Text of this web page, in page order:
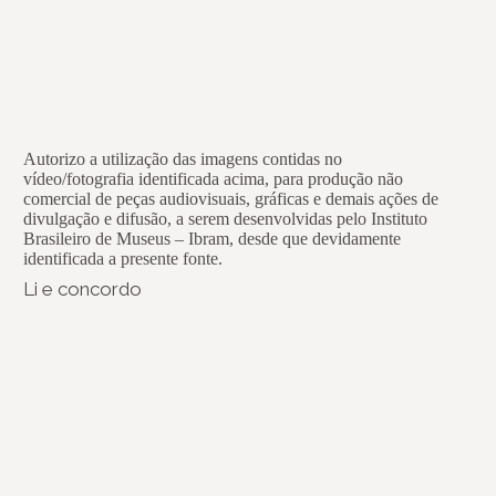
Autorizo a utilização das imagens contidas no
vídeo/fotografia identificada acima, para produção não
comercial de peças audiovisuais, gráficas e demais ações de
divulgação e difusão, a serem desenvolvidas pelo Instituto
Brasileiro de Museus – Ibram, desde que devidamente
identificada a presente fonte.
Li e concordo